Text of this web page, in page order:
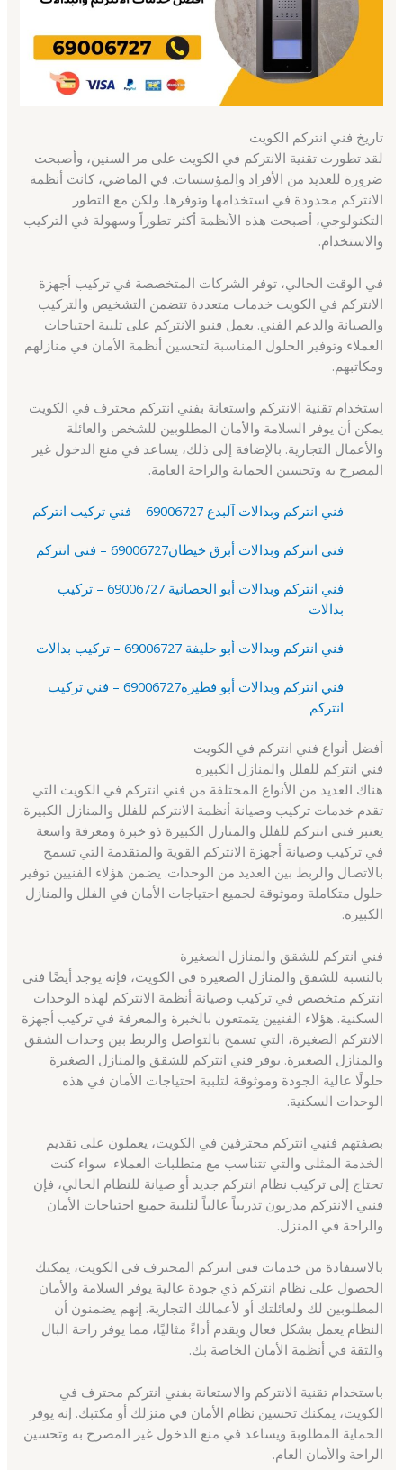
تاريخ فني انتركم الكويت
لقد تطورت تقنية الانتركم في الكويت على مر السنين، وأصبحت
ضرورة للعديد من الأفراد والمؤسسات. في الماضي، كانت أنظمة
الانتركم محدودة في استخدامها وتوفرها. ولكن مع التطور
التكنولوجي، أصبحت هذه الأنظمة أكثر تطوراً وسهولة في التركيب
والاستخدام.
في الوقت الحالي، توفر الشركات المتخصصة في تركيب أجهزة
الانتركم في الكويت خدمات متعددة تتضمن التشخيص والتركيب
والصيانة والدعم الفني. يعمل فنيو الانتركم على تلبية احتياجات
العملاء وتوفير الحلول المناسبة لتحسين أنظمة الأمان في منازلهم
ومكاتبهم.
استخدام تقنية الانتركم واستعانة بفني انتركم محترف في الكويت
يمكن أن يوفر السلامة والأمان المطلوبين للشخص والعائلة
والأعمال التجارية. بالإضافة إلى ذلك، يساعد في منع الدخول غير
المصرح به وتحسين الحماية والراحة العامة.
فني انتركم وبدالات آلبدع 69006727 – فني تركيب انتركم
فني انتركم وبدالات أبرق خيطان69006727 – فني انتركم
فني انتركم وبدالات أبو الحصانية 69006727 – تركيب
بدالات
فني انتركم وبدالات أبو حليفة 69006727 – تركيب بدالات
فني انتركم وبدالات أبو فطيرة69006727 – فني تركيب
انتركم
أفضل أنواع فني انتركم في الكويت
فني انتركم للفلل والمنازل الكبيرة
هناك العديد من الأنواع المختلفة من فني انتركم في الكويت التي
تقدم خدمات تركيب وصيانة أنظمة الانتركم للفلل والمنازل الكبيرة.
يعتبر فني انتركم للفلل والمنازل الكبيرة ذو خبرة ومعرفة واسعة
في تركيب وصيانة أجهزة الانتركم القوية والمتقدمة التي تسمح
بالاتصال والربط بين العديد من الوحدات. يضمن هؤلاء الفنيين توفير
حلول متكاملة وموثوقة لجميع احتياجات الأمان في الفلل والمنازل
الكبيرة.
فني انتركم للشقق والمنازل الصغيرة
بالنسبة للشقق والمنازل الصغيرة في الكويت، فإنه يوجد أيضًا فني
انتركم متخصص في تركيب وصيانة أنظمة الانتركم لهذه الوحدات
السكنية. هؤلاء الفنيين يتمتعون بالخبرة والمعرفة في تركيب أجهزة
الانتركم الصغيرة، التي تسمح بالتواصل والربط بين وحدات الشقق
والمنازل الصغيرة. يوفر فني انتركم للشقق والمنازل الصغيرة
حلولًا عالية الجودة وموثوقة لتلبية احتياجات الأمان في هذه
الوحدات السكنية.
بصفتهم فنيي انتركم محترفين في الكويت، يعملون على تقديم
الخدمة المثلى والتي تتناسب مع متطلبات العملاء. سواء كنت
تحتاج إلى تركيب نظام انتركم جديد أو صيانة للنظام الحالي، فإن
فنيي الانتركم مدربون تدريباً عالياً لتلبية جميع احتياجات الأمان
والراحة في المنزل.
بالاستفادة من خدمات فني انتركم المحترف في الكويت، يمكنك
الحصول على نظام انتركم ذي جودة عالية يوفر السلامة والأمان
المطلوبين لك ولعائلتك أو لأعمالك التجارية. إنهم يضمنون أن
النظام يعمل بشكل فعال ويقدم أداءً مثاليًا، مما يوفر راحة البال
والثقة في أنظمة الأمان الخاصة بك.
باستخدام تقنية الانتركم والاستعانة بفني انتركم محترف في
الكويت، يمكنك تحسين نظام الأمان في منزلك أو مكتبك. إنه يوفر
الحماية المطلوبة ويساعد في منع الدخول غير المصرح به وتحسين
الراحة والأمان العام.